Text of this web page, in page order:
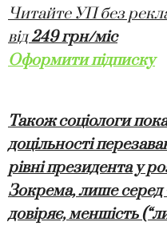
Читайте УП без
від249 грн/міс
Оформити підписку
Також соціологи
доцільності
рівні президента у
Зокрема, лише серед
довіряє, меншість